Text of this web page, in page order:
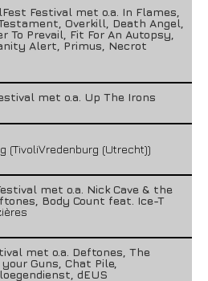
Festival met o.a. In Flames,
Overkill, Death Angel,
To Prevail, Fit For An Autopsy,
Alert, Primus, Necrot
met o.a. Up The Irons
(TivoliVredenburg (Utrecht))
met o.a. Nick Cave & the
Body Count feat. Ice-T
met o.a. Deftones, The
Guns, Chat Pile,
dEUS